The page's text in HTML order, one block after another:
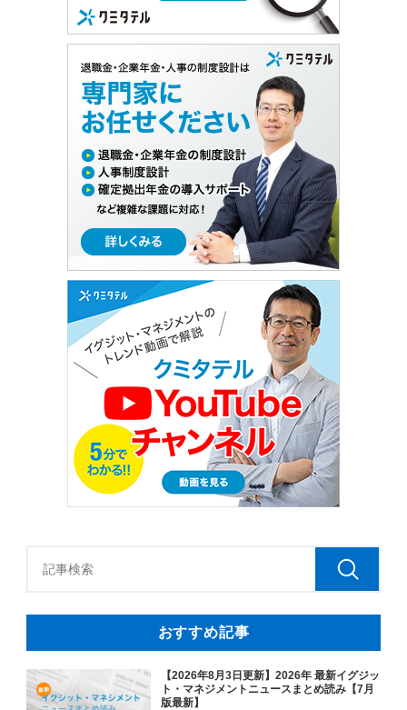
おすすめ記事
【2026年8月3日更新】2026年 最新イグジッ
ト・マネジメントニュースまとめ読み【7月
版最新】